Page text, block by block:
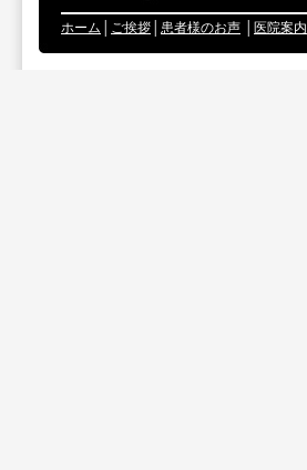
ホーム ご挨拶 患者様のお声 医院案内